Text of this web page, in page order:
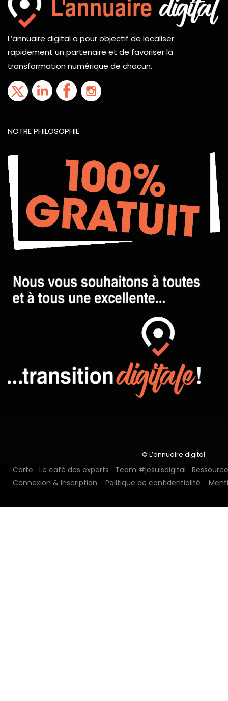
L’annuaire digital a pour objectif de localiser
rapidement un partenaire et de favoriser la
transformation numérique de chacun.
NOTRE PHILOSOPHIE
Carte Le café des experts Team #jesuisdigital
Connexion & Inscription
Politique de confidentialité
© L’annuaire digital